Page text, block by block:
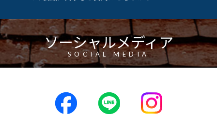
ソーシャルメディア
SOCIAL MEDIA